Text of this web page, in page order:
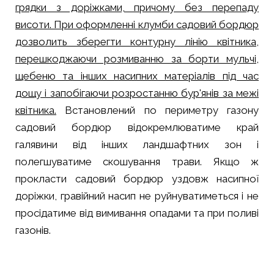
грядки з доріжками, причому без перепаду
висоти. При оформленні клумби садовий бордюр
дозволить зберегти контурну лінію квітника,
перешкоджаючи розмиванню за борти мульчі,
щебеню та інших насипних матеріалів під час
дощу і запобігаючи розростанню бур'янів за межі
квітника. Встановлений по периметру газону
садовий бордюр відокремлюватиме край
галявини від інших ландшафтних зон і
полегшуватиме скошування трави. Якщо ж
прокласти садовий бордюр уздовж насипної
доріжки, гравійний насип не руйнуватиметься і не
просідатиме від вимивання опадами та при поливі
газонів.